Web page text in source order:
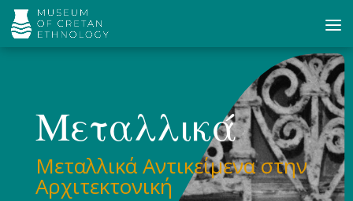
Μεταλλικά
Μεταλλικά Αντικείμενα στην
Αρχιτεκτονική